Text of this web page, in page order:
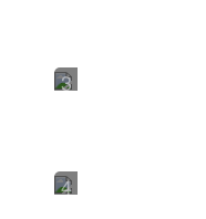
3
4